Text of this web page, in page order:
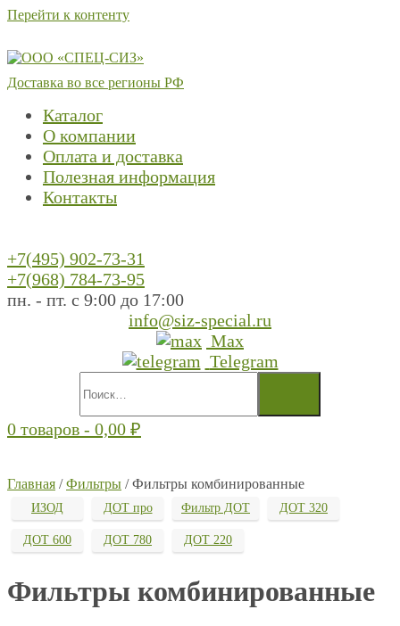
Перейти к контенту
Доставка во все регионы РФ
Каталог
О компании
Оплата и доставка
Полезная информация
Контакты
+7(495) 902-73-31
+7(968) 784-73-95
пн. - пт. с 9:00 до 17:00
info@siz-special.ru
Max
Telegram
0 товаров - 0,00 ₽
Главная /Фильтры / Фильтры комбинированные
ИЗОД ДОТ про Фильтр ДОТ ДОТ 320
ДОТ 600 ДОТ 780 ДОТ 220
Фильтры комбинированные